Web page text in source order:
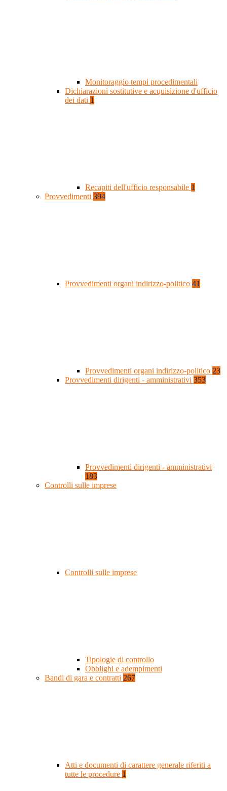
Monitoraggio tempi procedimentali
Dichiarazioni sostitutive e acquisizione d'ufficio
dei dati 1
Recapiti dell'ufficio responsabile 1
Provvedimenti 394
Provvedimenti organi indirizzo-politico 41
Provvedimenti organi indirizzo-politico 23
Provvedimenti dirigenti - amministrativi 353
Provvedimenti dirigenti - amministrativi
183
Controlli sulle imprese
Controlli sulle imprese
Tipologie di controllo
Obblighi e adempimenti
Bandi di gara e contratti 267
Atti e documenti di carattere generale riferiti a
tutte le procedure 1